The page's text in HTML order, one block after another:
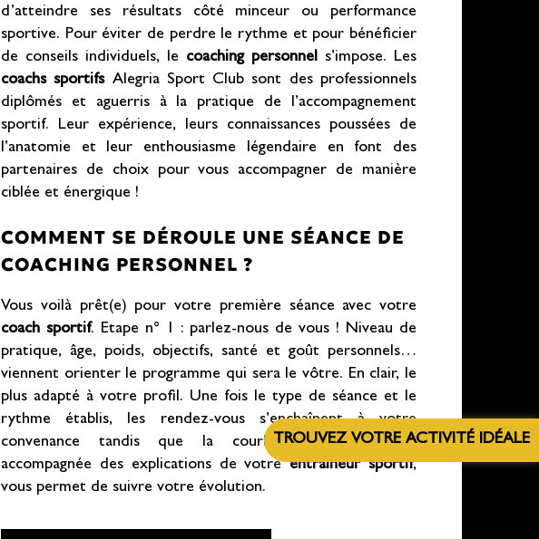
d’atteindre ses résultats côté minceur ou performance
sportive. Pour éviter de perdre le rythme et pour bénéficier
de conseils individuels, le coaching personnel s’impose. Les
coachs sportifsAlegria Sport Club sont des professionnels
diplômés et aguerris à la pratique de l’accompagnement
sportif. Leur expérience, leurs connaissances poussées de
l’anatomie et leur enthousiasme légendaire en font des
partenaires de choix pour vous accompagner de manière
ciblée et énergique !
COMMENT SE DÉROULE UNE SÉANCE DE
COACHING PERSONNEL ?
Vous voilà prêt(e) pour votre première séance avec votre
coach sportif. Etape n° 1 : parlez-nous de vous ! Niveau de
pratique, âge, poids, objectifs, santé et goût personnels…
viennent orienter le programme qui sera le vôtre. En clair, le
plus adapté à votre profil. Une fois le type de séance et le
rythme établis, les rendez-vous s’enchaînent à votre
convenance tandis que la courbe de progression,
accompagnée des explications de votreentraîneur sportif,
vous permet de suivre votre évolution.
TROUVEZ VOTRE ACTIVITÉ IDÉALE